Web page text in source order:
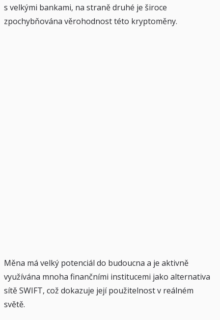
s velkými bankami, na straně druhé je široce
zpochybňována věrohodnost této kryptoměny.
Měna má velký potenciál do budoucna a je aktivně
využívána mnoha finančními institucemi jako alternativa
sítě SWIFT, což dokazuje její použitelnost v reálném
světě.